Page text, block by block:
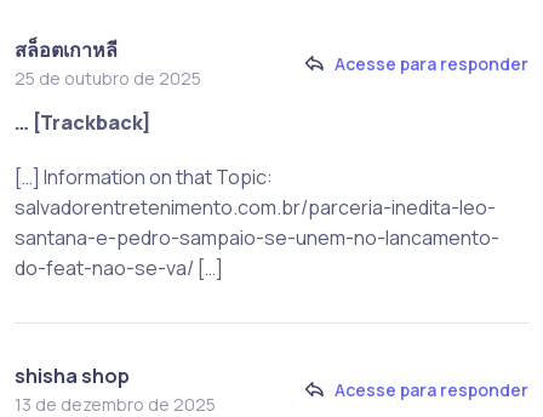
สล็อตเกาหลี
25 de outubro de 2025
Acesse para responder
… [Trackback]
[…] Information on that Topic:
salvadorentretenimento.com.br/parceria-inedita-leo-
santana-e-pedro-sampaio-se-unem-no-lancamento-
do-feat-nao-se-va/ […]
shisha shop
13 de dezembro de 2025
Acesse para responder